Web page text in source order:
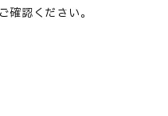
認ください。